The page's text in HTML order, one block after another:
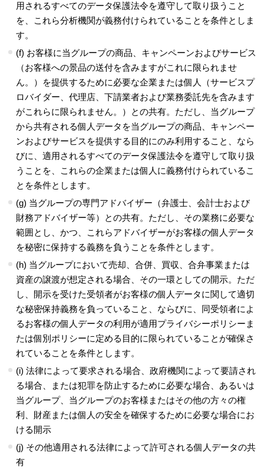
用されるすべてのデータ保護法令を遵守して取り扱うこと
を、これら分析機関が義務付けられていることを条件としま
す。
(f) お客様に当グループの商品、キャンペーンおよびサービス
（お客様への景品の送付を含みますがこれに限られませ
ん。）を提供するために必要な企業または個人（サービスプ
ロバイダー、代理店、下請業者および業務委託先を含みます
がこれらに限られません。）との共有。ただし、当グループ
から共有される個人データを当グループの商品、キャンペー
ンおよびサービスを提供する目的にのみ利用すること、なら
びに、適用されるすべてのデータ保護法令を遵守して取り扱
うことを、これらの企業または個人に義務付けられているこ
とを条件とします。
(g) 当グループの専門アドバイザー（弁護士、会計士および
財務アドバイザー等）との共有。ただし、その業務に必要な
範囲とし、かつ、これらアドバイザーがお客様の個人データ
を秘密に保持する義務を負うことを条件とします。
(h) 当グループにおいて売却、合併、買収、合弁事業または
資産の譲渡が想定される場合、その一環としての開示。ただ
し、開示を受けた受領者がお客様の個人データに関して適切
な秘密保持義務を負っていること、ならびに、同受領者によ
るお客様の個人データの利用が適用プライバシーポリシーま
たは個別ポリシーに定める目的に限られていることが確保さ
れていることを条件とします。
(i) 法律によって要求される場合、政府機関によって要請され
る場合、または犯罪を防止するために必要な場合、あるいは
当グループ、当グループのお客様またはその他の方々の権
利、財産または個人の安全を確保するために必要な場合にお
ける開示
(j) その他適用される法律によって許可される個人データの共
有